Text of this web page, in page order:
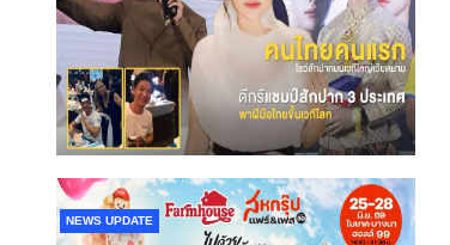
NEWS UPDATE